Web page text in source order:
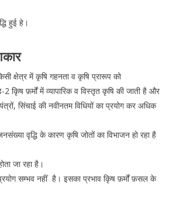
हुई हे।
क्षेत्र में कृषि गहनता व कृषि प्रारूप को
कृिष फ़र्मों में व्यापारिक व विस्तृत कृषि की जाती है और
सिंचाई की नवीनतम विधियों का प्रयोग कर अधिक
वृद्धि के कारण कृषि जोतों का विभाजन हो रहा है
जा रहा है।
सम्भव नहीं है। इसका प्रभाव कृिष फ़र्मों फ़सल के